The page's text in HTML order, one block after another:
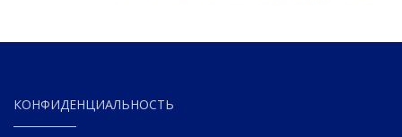
КОНФИДЕНЦИАЛЬНОСТЬ